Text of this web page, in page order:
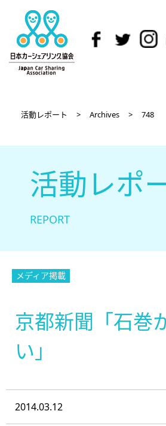
活動レポート > Archives > 748
活動レポ
REPORT
メディア掲載
京都新聞「石巻
い」
2014.03.12